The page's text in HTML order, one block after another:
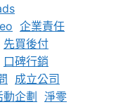
企業責任
先買後付
口碑行銷
成立公司
動企劃 淨零